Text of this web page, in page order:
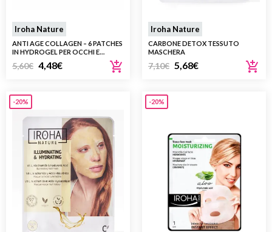
Iroha Nature
ANTI AGE COLLAGEN – 6 PATCHES
IN HYDROGEL PER OCCHI E
5,60€ 4,48€
Iroha Nature
CARBONE DETOX TESSUTO
MASCHERA
7,10€ 5,68€
-20% -20%